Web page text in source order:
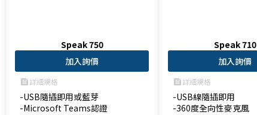
Speak 750
加入詢價
feed詳細規格
-USB隨插即用或藍芽
-Microsoft Teams認證
Speak 710
加入詢價
feed詳細規格
-USB線隨插即用
-360度全向性麥克風